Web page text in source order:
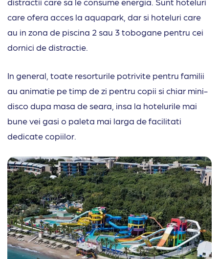
care ofera acces la aquapark, dar si hoteluri care
au in zona de piscina 2 sau 3 tobogane pentru cei
dornici de distractie.
In general, toate resorturile potrivite pentru familii
au animatie pe timp de zi pentru copii si chiar mini-
disco dupa masa de seara, insa la hotelurile mai
bune vei gasi o paleta mai larga de facilitati
dedicate copiilor.